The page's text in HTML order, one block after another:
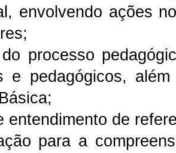
envolvendo ações
processo
e pedagógicos,
entendimento de
para a